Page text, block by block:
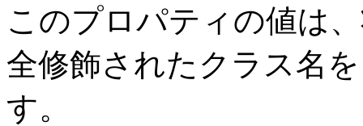
このプロパティの値は
全修飾されたクラス名
す。